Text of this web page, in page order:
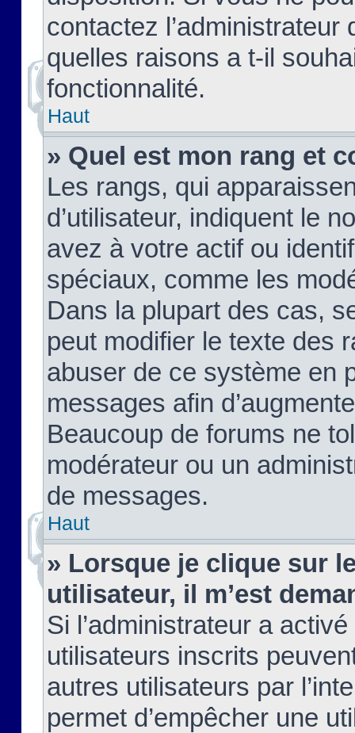
contactez
quelles raisons a t-il
fonctionnalité.
Haut
» Quel est mon rang et
Les rangs, qui
d’utilisateur, indiquent le
avez à votre actif ou
spéciaux, comme les
Dans la plupart des cas,
peut modifier le texte des
abuser de ce système en
messages afin
Beaucoup de forums ne
modérateur ou un
de messages.
Haut
» Lorsque je clique sur
utilisateur, il m’est
Si l’administrateur a
utilisateurs inscrits
autres utilisateurs par
permet d’empêcher une